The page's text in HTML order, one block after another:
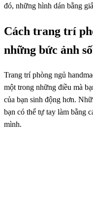
đó, những hình dán bằng
Cách trang trí
những bức ảnh
Trang trí phòng ngủ
một trong những điều mà
của bạn sinh động hơn.
bạn có thể tự tay làm bằng
mình.